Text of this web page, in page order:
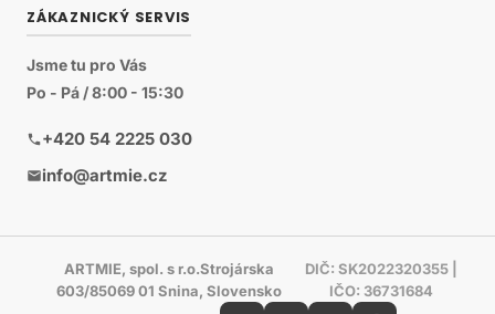
ZÁKAZNICKÝ SERVIS
Jsme tu pro Vás
Po - Pá / 8:00 - 15:30
+420 54 2225 030
info@artmie.cz
ARTMIE, spol. s r.o.Strojárska
603/85069 01 Snina, Slovensko
DIČ: SK2022320355 |
IČO: 36731684